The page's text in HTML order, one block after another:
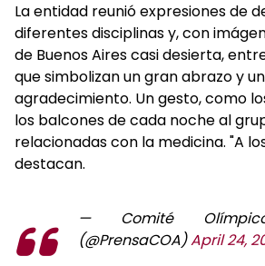
La entidad reunió expresiones de
diferentes disciplinas y, con
de Buenos Aires casi desierta,
que simbolizan un gran abrazo y
agradecimiento. Un gesto, como
los balcones de cada noche al
relacionadas con la medicina. "A
destacan.
— Comité
(@PrensaCOA)April 24,